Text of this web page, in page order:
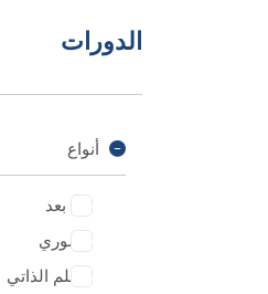
الدورات
أنواع
عن بعد
حضوري
التعلم الذاتي